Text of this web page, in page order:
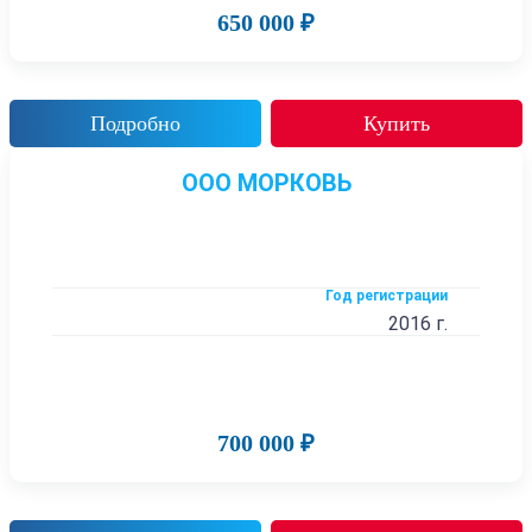
650 000 ₽
Подробно Купить
ООО МОРКОВЬ
Год регистрации
2016 г.
700 000 ₽